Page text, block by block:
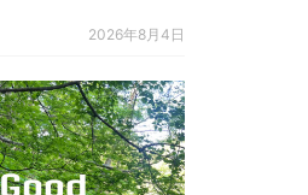
2026年8月4日